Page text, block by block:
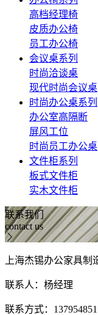
高档经理椅
皮质办公椅
员工办公椅
会议桌系列
时尚洽谈桌
现代时尚会议桌
时尚办公桌系列
办公室高隔断
屏风工位
时尚员工办公桌
文件柜系列
板式文件柜
实木文件柜
联系我们
contact us
上海杰锡办公家具制
联系人：杨经理
联系方式：